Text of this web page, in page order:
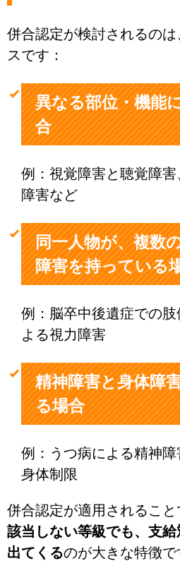
併合認定が検討されるの
スです：
異なる部位・機能
合
例：視覚障害と聴覚障
障害など
同一人物が、複数
障害を持っている
例：脳卒中後遺症での
よる視力障害
精神障害と身体障
る場合
例：うつ病による精神
身体制限
併合認定が適用されること
該当しない等級でも、支
出てくるのが大きな特徴で